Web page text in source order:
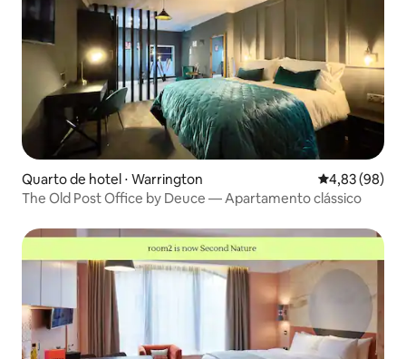
Quarto de hotel ⋅ Warrington 4,83 de uma
4,83 (98)
The Old Post Office by Deuce — Apartamento clássico